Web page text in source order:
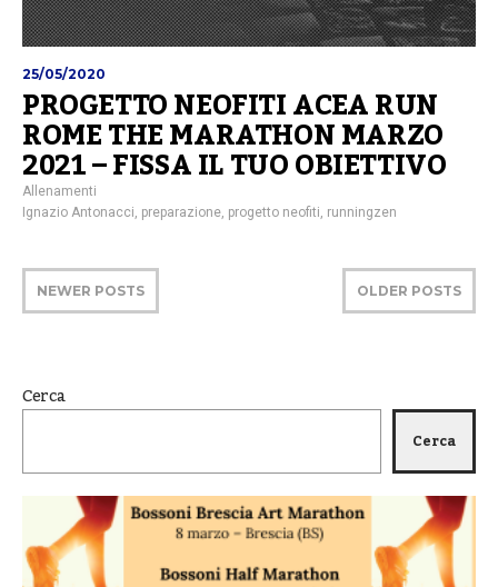
25/05/2020
PROGETTO NEOFITI ACEA RUN
ROME THE MARATHON MARZO
2021 – FISSA IL TUO OBIETTIVO
Allenamenti
Ignazio Antonacci, preparazione, progetto neofiti, runningzen
NEWER POSTS OLDER POSTS
Cerca
Cerca